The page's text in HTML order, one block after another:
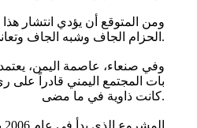
ومن المتوقع أن يؤدي انتشار
الحزام الجاف وشبه الجاف وتعاني من شح المياه.
وفي صنعاء، عاصمة اليمن،
كانت ذاوية في ما مضى.